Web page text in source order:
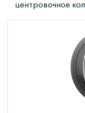
центровочное